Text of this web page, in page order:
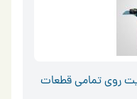
روی تمامی قطعات